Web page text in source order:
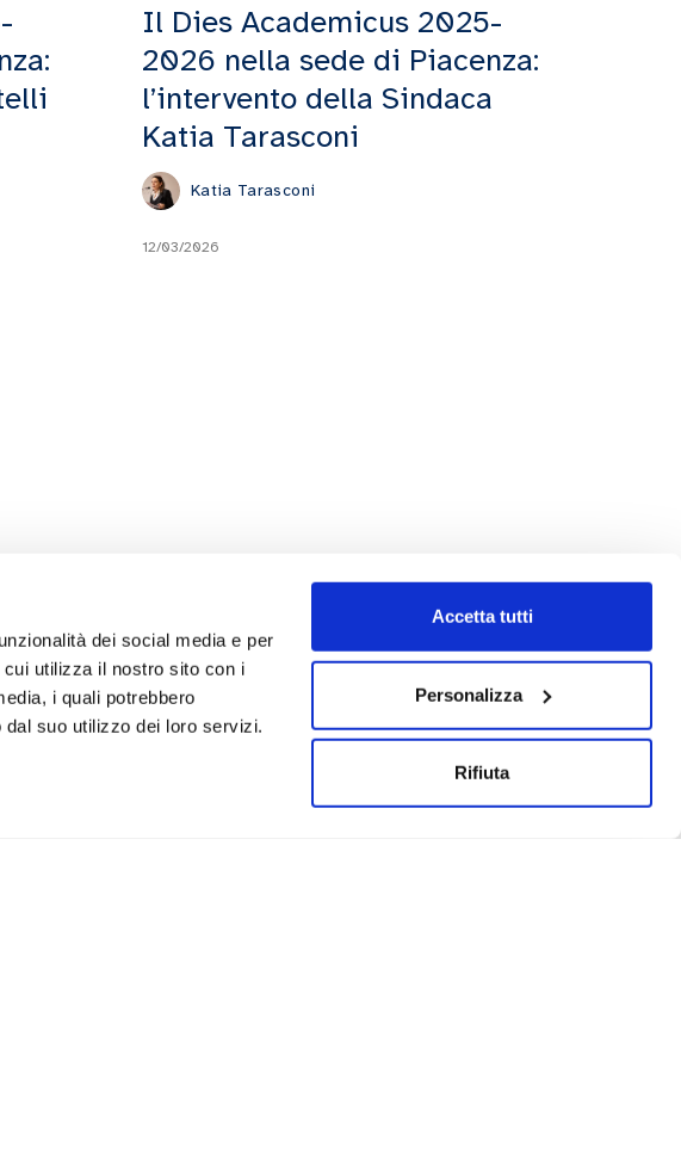
dei social media e per
utilizza il nostro sito con i
i quali potrebbero
suo utilizzo dei loro servizi.
Accetta tutti
Personalizza
Rifiuta
Il Dies Academicus 2025-
2026 nella sede di Piacenza:
l’intervento della Sindaca
Katia Tarasconi
Katia Tarasconi
12/03/2026